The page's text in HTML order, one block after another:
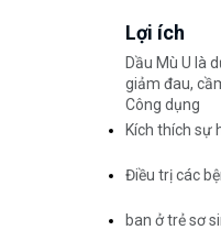
Lợi ích
Dầu Mù U là
giảm đau,
Công dụng
Kích thích sự
Điều trị các
ban ở trẻ sơ